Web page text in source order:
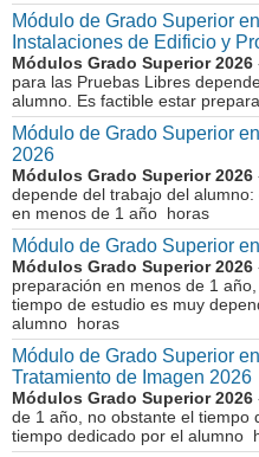
Módulo de Grado Superior
Instalaciones de Edificio y
Módulos Grado Superior 2026
para las Pruebas Libres
alumno. Es factible estar
Módulo de Grado Superior
2026
Módulos Grado Superior 2026
depende del trabajo del
en menos de 1 año horas
Módulo de Grado Superior
Módulos Grado Superior 2026
preparación en menos de 1
tiempo de estudio es muy
alumno horas
Módulo de Grado Superior
Tratamiento de Imagen 2026
Módulos Grado Superior 2026
de 1 año, no obstante el tiempo
tiempo dedicado por el alumno